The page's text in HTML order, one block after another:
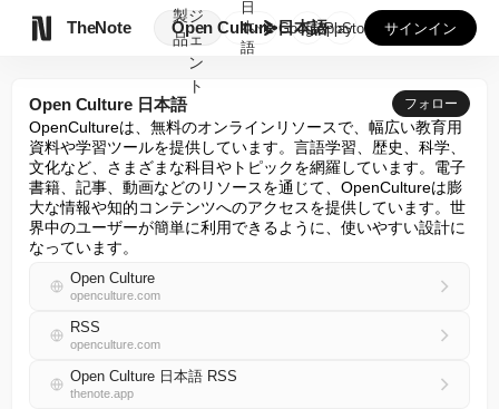
TheNote
製
品
ジ
ェ
ン
ト
Open Culture 日本語
日
本
語
GooglePlay
AppStore サインイン
Open Culture 日本語 フォロー
OpenCultureは、無料のオンラインリソースで、幅広い教育用
資料や学習ツールを提供しています。言語学習、歴史、科学、
文化など、さまざまな科目やトピックを網羅しています。電子
書籍、記事、動画などのリソースを通じて、OpenCultureは膨
大な情報や知的コンテンツへのアクセスを提供しています。世
界中のユーザーが簡単に利用できるように、使いやすい設計に
なっています。
Open Culture
openculture.com
RSS
openculture.com
Open Culture 日本語 RSS
thenote.app